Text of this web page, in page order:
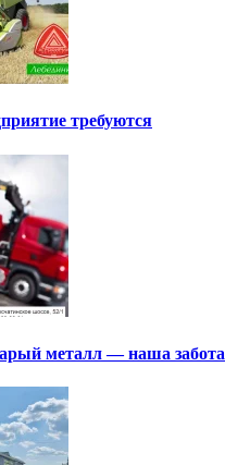
требуются
металл — наша забота